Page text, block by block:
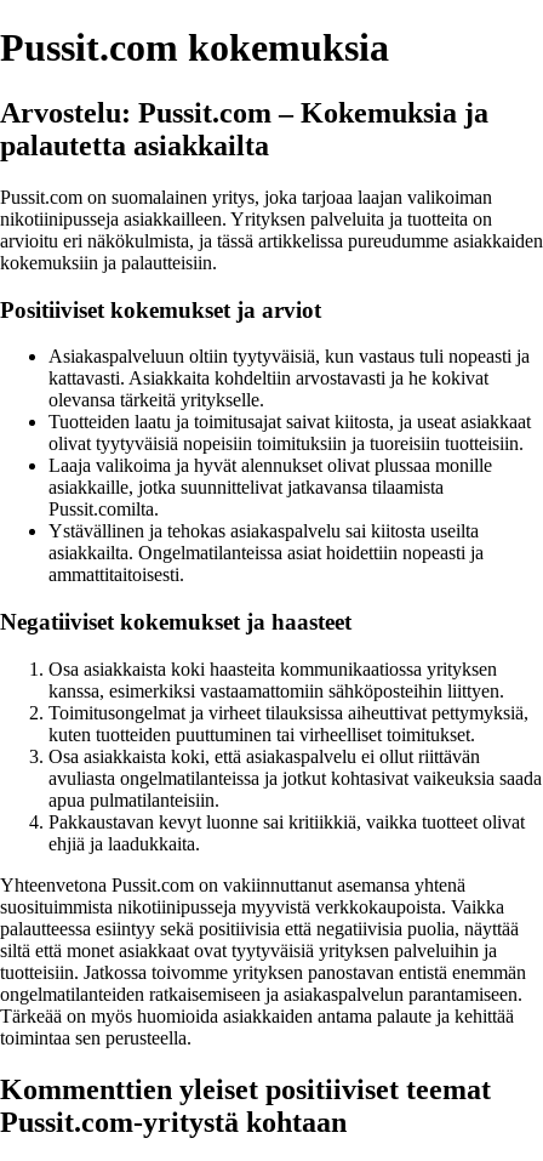
Pussit.com kokemuksia
Arvostelu: Pussit.com – Kokemuksia ja
palautetta asiakkailta
Pussit.com on suomalainen yritys, joka tarjoaa laajan valikoiman
nikotiinipusseja asiakkailleen. Yrityksen palveluita ja tuotteita on
arvioitu eri näkökulmista, ja tässä artikkelissa pureudumme asiakkaiden
kokemuksiin ja palautteisiin.
Positiiviset kokemukset ja arviot
Asiakaspalveluun oltiin tyytyväisiä, kun vastaus tuli nopeasti ja
kattavasti. Asiakkaita kohdeltiin arvostavasti ja he kokivat
olevansa tärkeitä yritykselle.
Tuotteiden laatu ja toimitusajat saivat kiitosta, ja useat asiakkaat
olivat tyytyväisiä nopeisiin toimituksiin ja tuoreisiin tuotteisiin.
Laaja valikoima ja hyvät alennukset olivat plussaa monille
asiakkaille, jotka suunnittelivat jatkavansa tilaamista
Pussit.comilta.
Ystävällinen ja tehokas asiakaspalvelu sai kiitosta useilta
asiakkailta. Ongelmatilanteissa asiat hoidettiin nopeasti ja
ammattitaitoisesti.
Negatiiviset kokemukset ja haasteet
Osa asiakkaista koki haasteita kommunikaatiossa yrityksen
kanssa, esimerkiksi vastaamattomiin sähköposteihin liittyen.
Toimitusongelmat ja virheet tilauksissa aiheuttivat pettymyksiä,
kuten tuotteiden puuttuminen tai virheelliset toimitukset.
Osa asiakkaista koki, että asiakaspalvelu ei ollut riittävän
avuliasta ongelmatilanteissa ja jotkut kohtasivat vaikeuksia saada
apua pulmatilanteisiin.
Pakkaustavan kevyt luonne sai kritiikkiä, vaikka tuotteet olivat
ehjiä ja laadukkaita.
Yhteenvetona Pussit.com on vakiinnuttanut asemansa yhtenä
suosituimmista nikotiinipusseja myyvistä verkkokaupoista. Vaikka
palautteessa esiintyy sekä positiivisia että negatiivisia puolia, näyttää
siltä että monet asiakkaat ovat tyytyväisiä yrityksen palveluihin ja
tuotteisiin. Jatkossa toivomme yrityksen panostavan entistä enemmän
ongelmatilanteiden ratkaisemiseen ja asiakaspalvelun parantamiseen.
Tärkeää on myös huomioida asiakkaiden antama palaute ja kehittää
toimintaa sen perusteella.
Kommenttien yleiset positiiviset teemat
Pussit.com-yritystä kohtaan